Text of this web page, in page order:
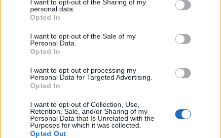
not limited to your visit or usage behaviour. You may click to
grant or deny consent to Google and its third-party tags to
use your data for below specified purposes in below Google
consent section.
I want to opt-out of the Sharing of my
personal data.
Opted In
I want to opt-out of the Sale of my
Personal Data.
Opted In
I want to opt-out of processing my
Personal Data for Targeted Advertising.
Opted In
I want to opt-out of Collection, Use,
Retention, Sale, and/or Sharing of my
Personal Data that Is Unrelated with the
Purposes for which it was collected.
Opted Out
a Vígszínház munkájából. Ahogy azt sem, hogy
fizetés nélküli szabadságra megy vagy szabadúszó
lesz. Még nem sikerült megegyeznie Eszenyi
Enikővel, a Vígszínház igazgatójával, hogy a társulati
tagsága miképpen fog alakulni. Így még azt sem
amelyekben jelenleg is játszik, vajon a továbbiakban
is látható lesz-e.
Arról is beszélt, hogy a nyáron egy olyan munkát
kezd el, ami számára is egy teljesen új feladat és
amit nem tud összeegyeztetni a Vígszínházzal.